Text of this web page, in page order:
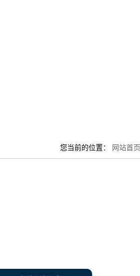
您当前的位置： 网站首页